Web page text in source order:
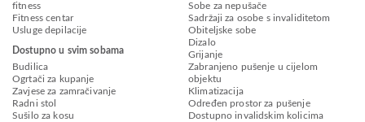
fitness
Fitness centar
Usluge depilacije
Dostupno u svim sobama
Budilica
Ogrtači za kupanje
Zavjese za zamračivanje
Radni stol
Sušilo za kosu
Sobe za nepušače
Sadržaji za osobe s invaliditetom
Obiteljske sobe
Dizalo
Grijanje
Zabranjeno pušenje u cijelom
objektu
Klimatizacija
Određen prostor za pušenje
Dostupno invalidskim kolicima